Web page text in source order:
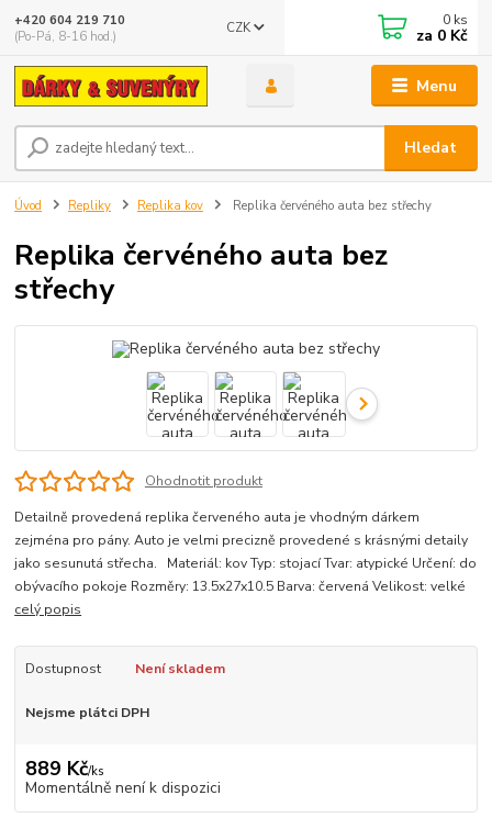
Menu
CZK
Hledat
+420 604 219 710
(Po-Pá, 8-16 hod.)
0 ks
za 0 Kč
Úvod Repliky Replika kov Replika červéného auta bez střechy
Replika červéného auta bez
střechy
Ohodnotit produkt
Detailně provedená replika červeného auta je vhodným dárkem
zejména pro pány. Auto je velmi precizně provedené s krásnými detaily
jako sesunutá střecha. Materiál: kov Typ: stojací Tvar: atypické Určení: do
obývacího pokoje Rozměry: 13.5x27x10.5 Barva: červená Velikost: velké
celý popis
Dostupnost Není skladem
Nejsme plátci DPH
889 Kč/ks
Momentálně není k dispozici